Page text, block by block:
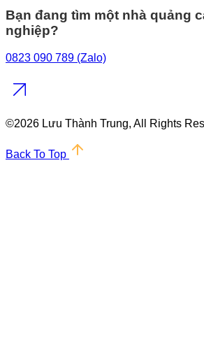
Bạn đang tìm một nhà quảng
nghiệp?
0823 090 789 (Zalo)
©2026 Lưu Thành Trung, All Rights
Back To Top